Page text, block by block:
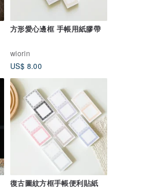
方形愛心邊框 手帳用紙膠帶
wiorin
US$ 8.00
復古圖紋方框手帳便利貼紙